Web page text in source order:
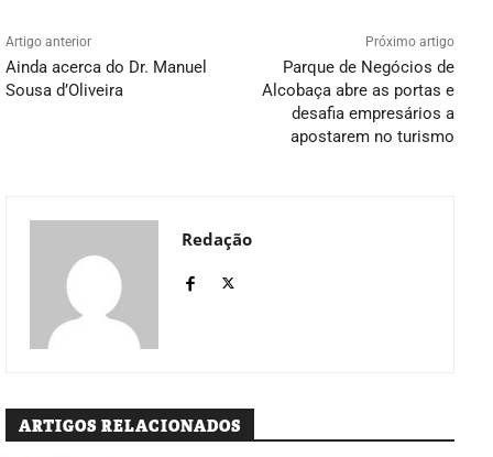
Artigo anterior
Ainda acerca do Dr. Manuel
Sousa d’Oliveira
Próximo artigo
Parque de Negócios de
Alcobaça abre as portas e
desafia empresários a
apostarem no turismo
Redação
ARTIGOS RELACIONADOS